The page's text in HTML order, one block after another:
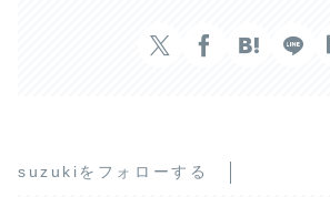
suzukiをフォローする